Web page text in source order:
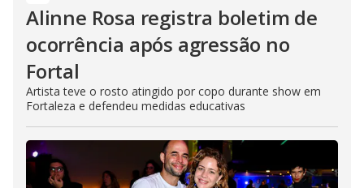
Alinne Rosa registra boletim de
ocorrência após agressão no
Fortal
Artista teve o rosto atingido por copo durante show em
Fortaleza e defendeu medidas educativas